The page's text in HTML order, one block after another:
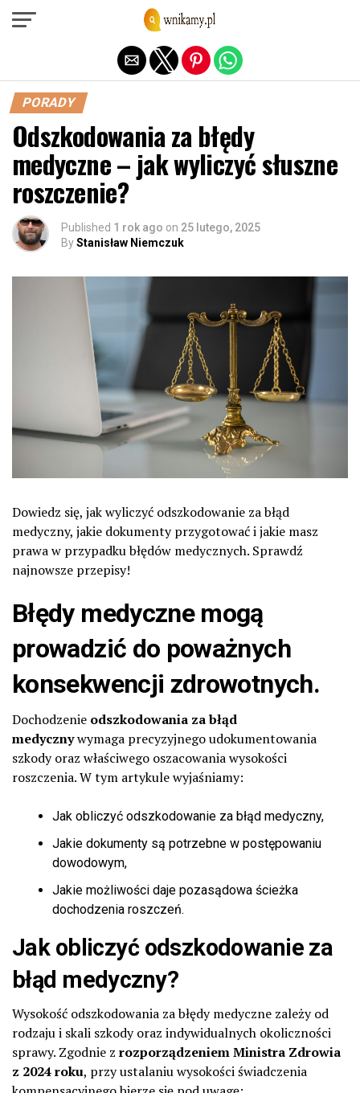
PORADY
Odszkodowania za błędy
medyczne – jak wyliczyć słuszne
roszczenie?
Published 1 rok ago on 25 lutego, 2025
ByStanisław Niemczuk
Dowiedz się, jak wyliczyć odszkodowanie za błąd
medyczny, jakie dokumenty przygotować i jakie masz
prawa w przypadku błędów medycznych. Sprawdź
najnowsze przepisy!
Błędy medycznemogą
prowadzić do poważnych
konsekwencji zdrowotnych.
Dochodzenie odszkodowania za błąd
medycznywymaga precyzyjnego udokumentowania
szkody oraz właściwego oszacowania wysokości
roszczenia. W tym artykule wyjaśniamy:
Jak obliczyć odszkodowanie za błąd medyczny,
Jakie dokumenty są potrzebne w postępowaniu
dowodowym,
Jakie możliwości daje pozasądowa ścieżka
dochodzenia roszczeń.
Jak obliczyć odszkodowanie za
błąd medyczny?
Wysokość odszkodowania za błędy medyczne zależy od
rodzaju i skali szkody oraz indywidualnych okoliczności
sprawy. Zgodnie z rozporządzeniem Ministra Zdrowia
z 2024 roku, przy ustalaniu wysokości świadczenia
Exit mobile version